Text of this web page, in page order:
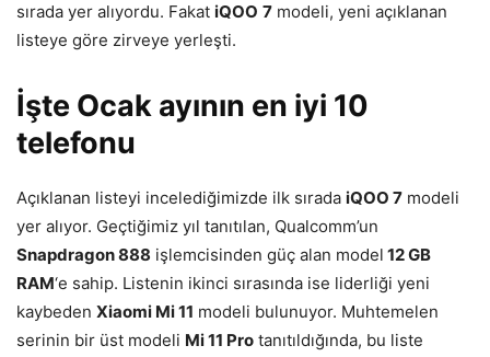
sırada yer alıyordu. Fakat iQOO 7 modeli, yeni açıklanan
listeye göre zirveye yerleşti.
İşte Ocak ayının en iyi 10
telefonu
Açıklanan listeyi incelediğimizde ilk sırada iQOO 7 modeli
yer alıyor. Geçtiğimiz yıl tanıtılan, Qualcomm’un
Snapdragon 888 işlemcisinden güç alan model 12 GB
RAM‘e sahip. Listenin ikinci sırasında ise liderliği yeni
kaybeden Xiaomi Mi 11 modeli bulunuyor. Muhtemelen
serinin bir üst modeli Mi 11 Pro tanıtıldığında, bu liste